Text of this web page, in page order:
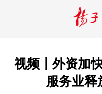
视频丨外资加
服务业释